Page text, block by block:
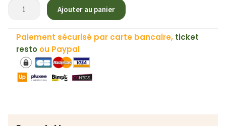
quantité
Artisanale
Fruits
Rouges
Ajouter au panier
Paiement sécurisé par carte bancaire, ticket
resto ou Paypal